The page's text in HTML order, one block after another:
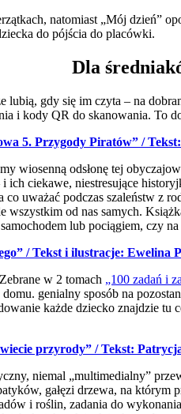
natomiast „Mój dzień”
do pójścia do placówki.
Dla
gdy się im czyta – na
i kody QR do skanowania. To
5. Przygody Piratów” /
wiosenną odsłonę tej
ciekawe, niestresujące
uważać podczas szaleństw z
od nas samych.
lub pociągiem, czy
/ Tekst i ilustracje:
w 2 tomach „100 zadań i
genialny sposób na
każde dziecko znajdzie
przyrody” / Tekst:
niemal „multimedialny”
gałęzi drzewa, na
i roślin, zadania do